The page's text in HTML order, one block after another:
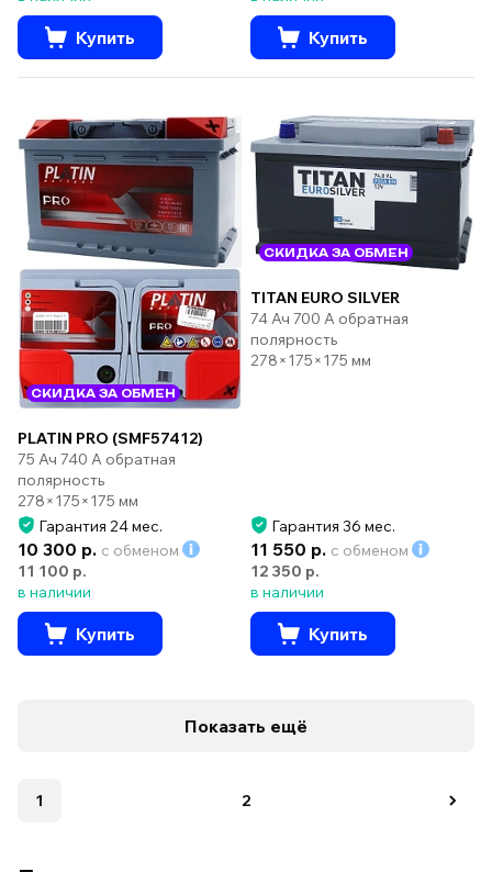
Купить Купить
СКИДКА ЗА ОБМЕН
PLATIN PRO (SMF57412)
75 Ач 740 А обратная
полярность
278×175×175 мм
Гарантия 24 мес.
10 300 р. с обменом
11 100 р.
в наличии
Купить
СКИДКА ЗА ОБМЕН
TITAN EURO SILVER
74 Ач 700 А обратная
полярность
278×175×175 мм
Гарантия 36 мес.
11 550 р. с обменом
12 350 р.
в наличии
Купить
Показать ещё
1 2